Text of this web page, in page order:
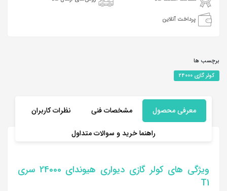
پرداخت آنلاین
برچسب ها
کولر گازی 24000
معرفی محصول مشخصات فنی نظرات کاربران
راهنما خرید و سوالات متداول
ویژگی های کولر گازی دیواری هیوندای 24000 سری
T1